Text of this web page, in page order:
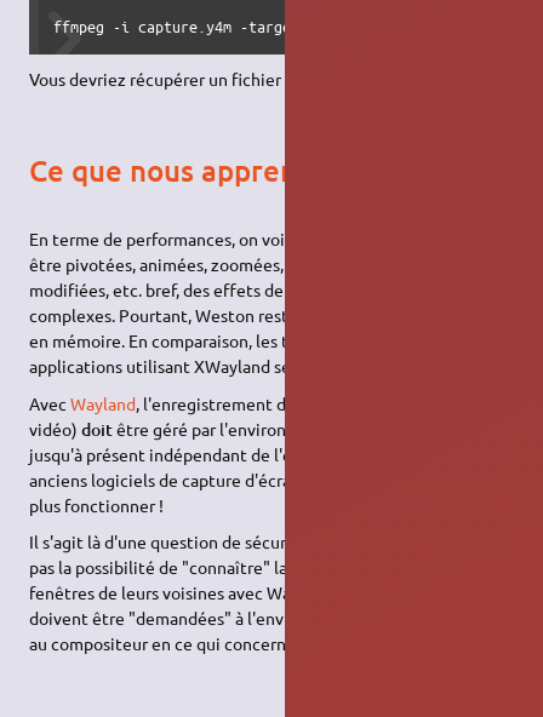
ffmpeg -i capture.y4m -target ntsc-dvd output.mpg
Vous devriez récupérer un fichier
Ce que nous apprend Weston
En terme de performances, on voit que les fenêtres peuvent
être pivotées, animées, zoomées, leurs transparences
modifiées, etc. bref, des effets de composition plutôt
complexes. Pourtant, Weston reste très rapide, fluide et léger
en mémoire. En comparaison, les temps de réactions des
applications utilisant XWayland se ressentent d'ailleurs parfois.
AvecWayland, l'enregistrement de l'écran (capture photo ou
vidéo)doitêtre géré par l'environnement, alors qu'il était
jusqu'à présent indépendant de l'environnement utilisé. Vos
anciens logiciels de capture d'écran pour Xorg risquent de ne
plus fonctionner !
Il s'agit là d'une question de sécurité : les applications n'ayant
pas la possibilité de "connaître" la position et le contenu des
fenêtres de leurs voisines avec Wayland, ces informations
doivent être "demandées" à l'environnement (et notamment
au compositeur en ce qui concerne les fenêtres).